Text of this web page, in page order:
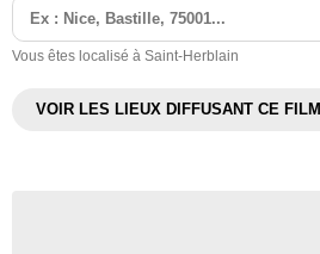
Vous êtes localisé à Saint-Herblain
VOIR LES LIEUX DIFFUSANT CE FILM